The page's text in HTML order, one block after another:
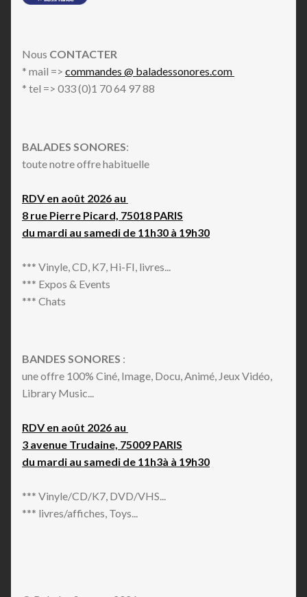
Nous CONTACTER
* mail => commandes @ baladessonores.com
* tel => 033 (0)1 70 64 97 88
BALADES SONORES:
toute notre offre habituelle
RDV en août 2026 au
8 rue Pierre Picard, 75018 PARIS
du mardi au samedi de 11h30 à 19h30
*** Vinyle, CD, K7, Hi-FI, livres...
*** Expos & Events
*** Chats
BANDES SONORES :
une offre 100% Ciné, Image, Docu, Animé, Jeux Vidéo,
Library Music...
RDV en août 2026 au
3 avenue Trudaine, 75009 PARIS
du mardi au samedi de 11h3à à 19h30
*** Vinyle/CD/K7, DVD/VHS...
*** livres/affiches, Toys...